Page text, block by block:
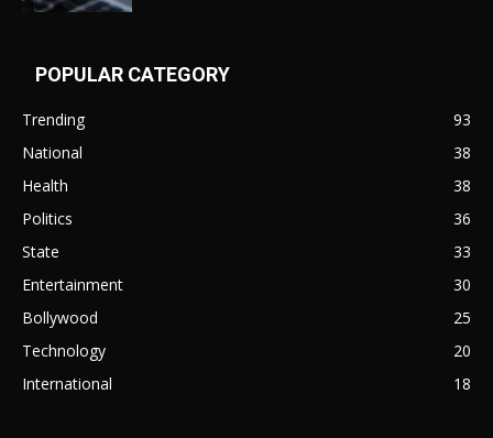
POPULAR CATEGORY
Trending
93
National
38
Health
38
Politics
36
State
33
Entertainment
30
Bollywood
25
Technology
20
International
18